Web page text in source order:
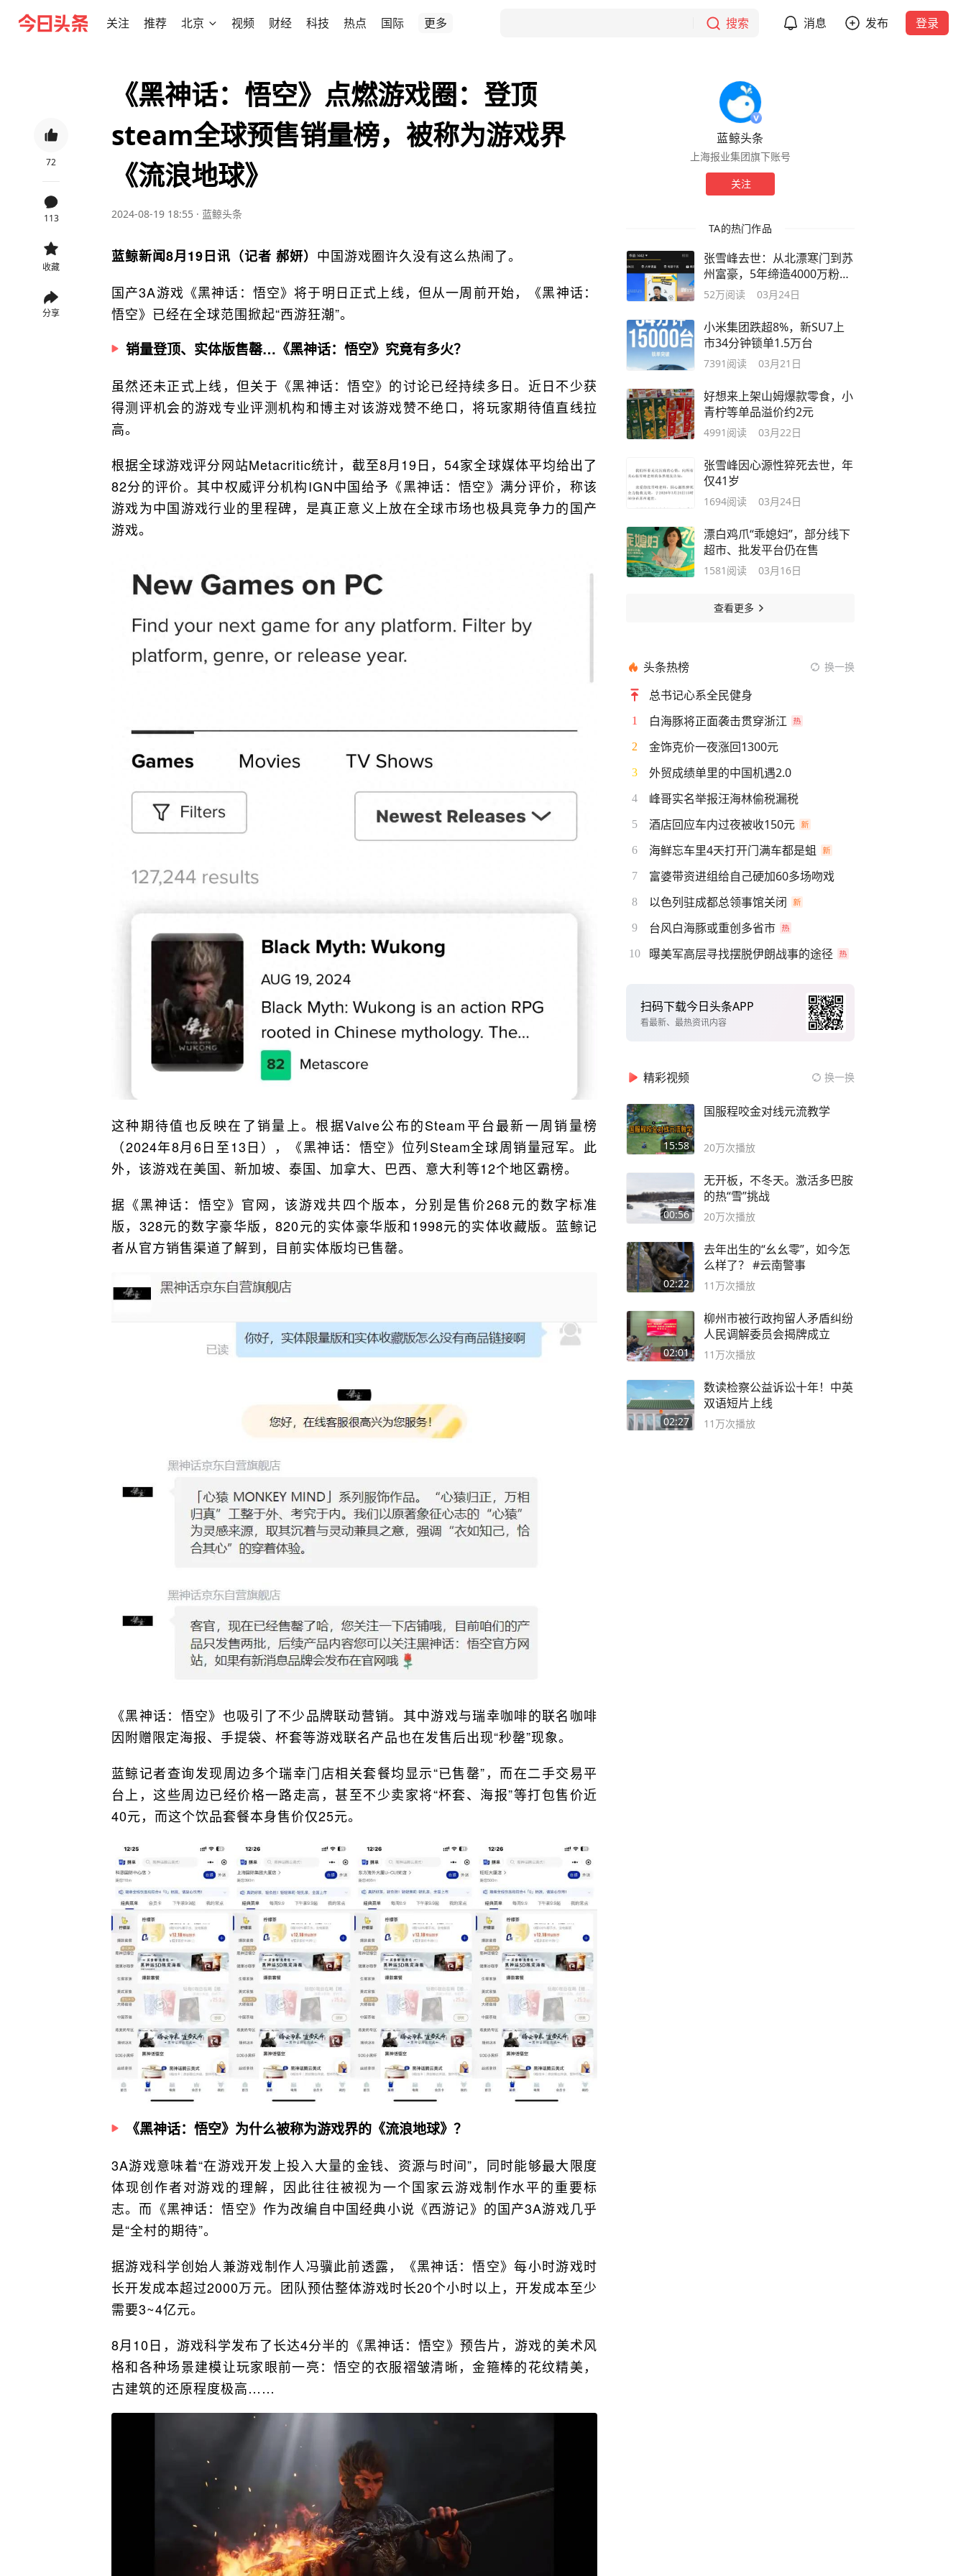
关注 推荐 北京 视频 财经 科技 热点 国际 更多 搜索 消息 发布 登录
72
113
收藏
分享
《黑神话：悟空》点燃游戏圈：登顶
steam全球预售销量榜，被称为游戏界
《流浪地球》
2024-08-19 18:55 · 蓝鲸头条
蓝鲸新闻8月19日讯（记者 郝妍） 中国游戏圈许久没有这么热闹了。
国产3A游戏《黑神话：悟空》将于明日正式上线，但从一周前开始，《黑神话：
悟空》已经在全球范围掀起“西游狂潮”。
销量登顶、实体版售罄…《黑神话：悟空》究竟有多火？
虽然还未正式上线，但关于《黑神话：悟空》的讨论已经持续多日。近日不少获
得测评机会的游戏专业评测机构和博主对该游戏赞不绝口，将玩家期待值直线拉
高。
根据全球游戏评分网站Metacritic统计，截至8月19日，54家全球媒体平均给出了
82分的评价。其中权威评分机构IGN中国给予《黑神话：悟空》满分评价，称该
游戏为中国游戏行业的里程碑，是真正意义上放在全球市场也极具竞争力的国产
游戏。
这种期待值也反映在了销量上。根据Valve公布的Steam平台最新一周销量榜
（2024年8月6日至13日），《黑神话：悟空》位列Steam全球周销量冠军。此
外，该游戏在美国、新加坡、泰国、加拿大、巴西、意大利等12个地区霸榜。
据《黑神话：悟空》官网，该游戏共四个版本，分别是售价268元的数字标准
版，328元的数字豪华版，820元的实体豪华版和1998元的实体收藏版。蓝鲸记
者从官方销售渠道了解到，目前实体版均已售罄。
《黑神话：悟空》也吸引了不少品牌联动营销。其中游戏与瑞幸咖啡的联名咖啡
因附赠限定海报、手提袋、杯套等游戏联名产品也在发售后出现“秒罄”现象。
蓝鲸记者查询发现周边多个瑞幸门店相关套餐均显示“已售罄”，而在二手交易平
台上，这些周边已经价格一路走高，甚至不少卖家将“杯套、海报”等打包售价近
40元，而这个饮品套餐本身售价仅25元。
《黑神话：悟空》为什么被称为游戏界的《流浪地球》？
3A游戏意味着“在游戏开发上投入大量的金钱、资源与时间”，同时能够最大限度
体现创作者对游戏的理解，因此往往被视为一个国家云游戏制作水平的重要标
志。而《黑神话：悟空》作为改编自中国经典小说《西游记》的国产3A游戏几乎
是“全村的期待”。
据游戏科学创始人兼游戏制作人冯骥此前透露，《黑神话：悟空》每小时游戏时
长开发成本超过2000万元。团队预估整体游戏时长20个小时以上，开发成本至少
需要3~4亿元。
8月10日，游戏科学发布了长达4分半的《黑神话：悟空》预告片，游戏的美术风
格和各种场景建模让玩家眼前一亮：悟空的衣服褶皱清晰，金箍棒的花纹精美，
古建筑的还原程度极高……
蓝鲸头条
上海报业集团旗下账号
关注
TA的热门作品
张雪峰去世：从北漂寒门到苏
州富豪，5年缔造4000万粉丝
商业帝国
52万阅读 03月24日
小米集团跌超8%，新SU7上
市34分钟锁单1.5万台
7391 阅读 03月21日
好想来上架山姆爆款零食，小
青柠等单品溢价约2元
4991 阅读 03月22日
张雪峰因心源性猝死去世，年
仅41岁
1694阅读 03月24日
漂白鸡爪“乖媳妇”，部分线下
超市、批发平台仍在售
1581 阅读 03月16日
查看更多
头条热榜 换一换
总书记心系全民健身
1 白海豚将正面袭击贯穿浙江
2 金饰克价一夜涨回1300元
3 外贸成绩单里的中国机遇2.0
4 峰哥实名举报汪海林偷税漏税
5 酒店回应车内过夜被收150元
6 海鲜忘车里4天打开门满车都是蛆
7 富婆带资进组给自己硬加60多场吻戏
8 以色列驻成都总领事馆关闭
9 台风白海豚或重创多省市
10 曝美军高层寻找摆脱伊朗战事的途径
扫码下载今日头条APP
看最新、最热资讯内容
精彩视频 换一换
15:58
国服程咬金对线元流教学
20万次播放
00:56
无开板，不冬天。激活多巴胺
的热“雪”挑战
20万次播放
02:22
去年出生的“幺幺零”，如今怎
么样了？ #云南警事
11万次播放
02:01
柳州市被行政拘留人矛盾纠纷
人民调解委员会揭牌成立
11万次播放
02:27
数读检察公益诉讼十年！中英
双语短片上线
11万次播放